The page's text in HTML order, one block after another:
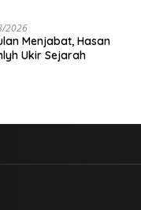
2026
Menjabat, Hasan
Ukir Sejarah